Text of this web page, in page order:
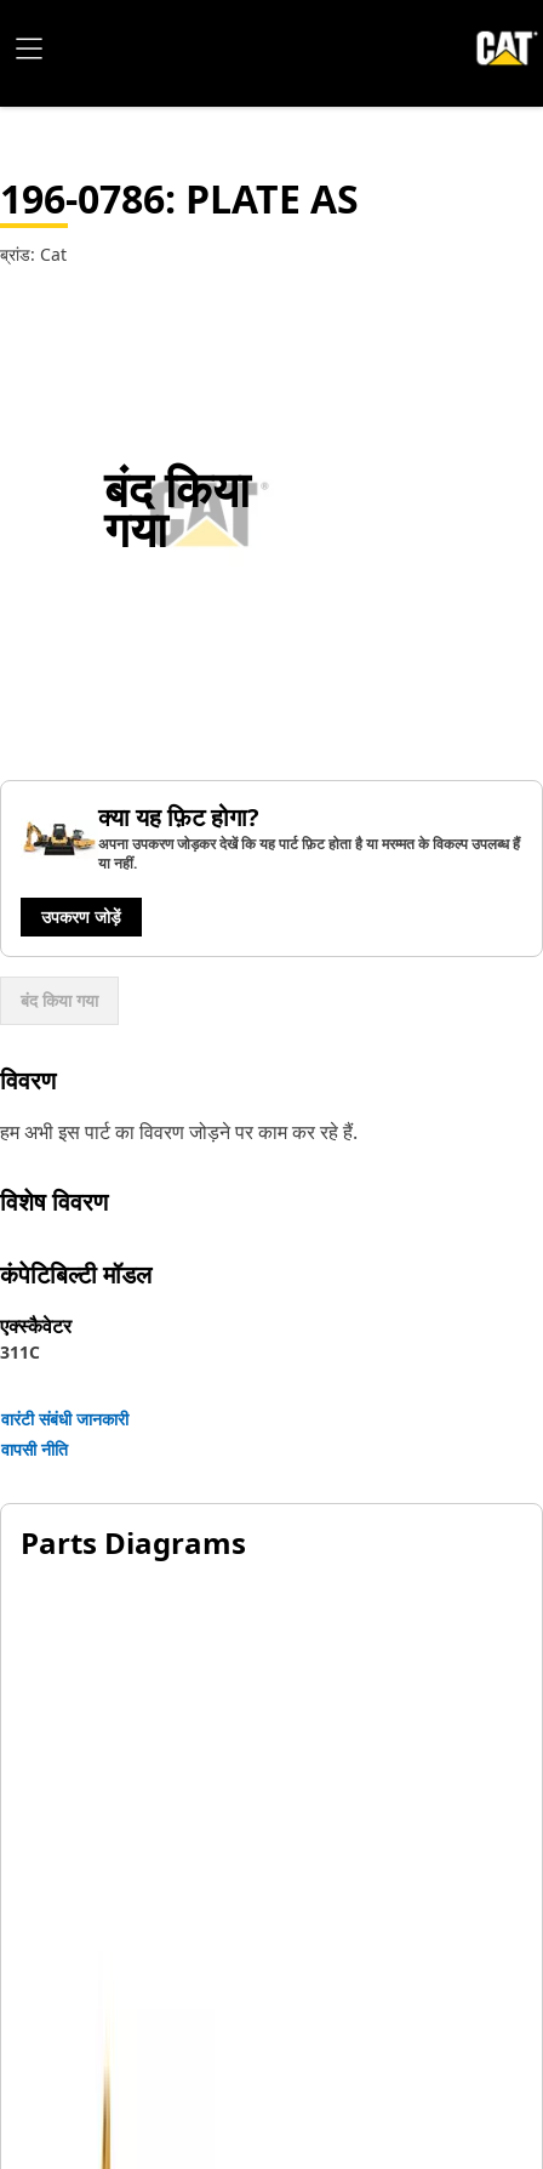
196-0786: PLATE AS
ब्रांड: Cat
बंद किया
गया
क्या यह फ़िट होगा?
अपना उपकरण जोड़कर देखें कि यह पार्ट फ़िट होता है या मरम्मत के विकल्प उपलब्ध हैं
या नहीं.
उपकरण जोड़ें
बंद किया गया
विवरण
हम अभी इस पार्ट का विवरण जोड़ने पर काम कर रहे हैं.
विशेष विवरण
कंपेटिबिल्टी मॉडल
एक्स्कैवेटर
311C
वारंटी संबंधी जानकारी
वापसी नीति
Parts Diagrams